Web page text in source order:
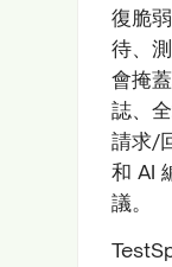
復脆
待、
會掩
誌、
請求/
和 AI
議。